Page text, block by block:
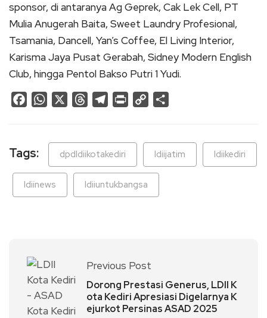
sponsor, di antaranya Ag Geprek, Cak Lek Cell, PT
Mulia Anugerah Baita, Sweet Laundry Profesional,
Tsamania, Dancell, Yan’s Coffee, El Living Interior,
Karisma Jaya Pusat Gerabah, Sidney Modern English
Club, hingga Pentol Bakso Putri 1 Yudi.
FacebookWhatsApp ThreadsTelegram
Print
Copy
Tags: dpdldiikotakediri ldiijatim ldiikediri
ldiinews ldiiuntukbangsa
Previous Post
Dorong Prestasi Generus, LDII K
ota Kediri Apresiasi Digelarnya K
ejurkot Persinas ASAD 2025